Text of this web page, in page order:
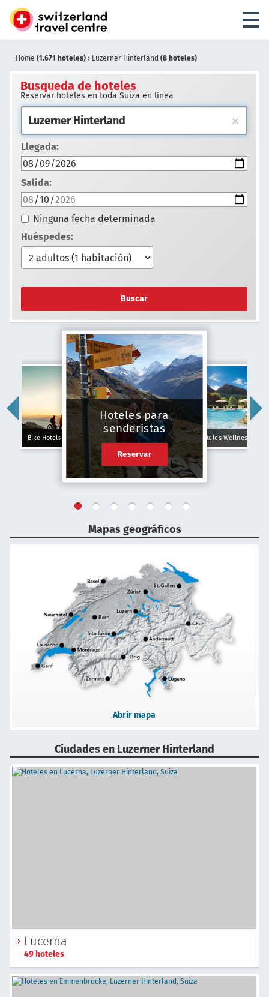
Home (1.671 hoteles) › Luzerner Hinterland (8 hoteles)
Busqueda de hoteles
Reservar hoteles en toda Suiza en línea
Llegada:
Salida:
Ninguna fecha determinada
Huéspedes:
Buscar
Bike Hotels
Hoteles para
senderistas
Reservar
Hoteles Wellness
Mapas geográficos
Abrir mapa
Ciudades en Luzerner Hinterland
Lucerna
49 hoteles